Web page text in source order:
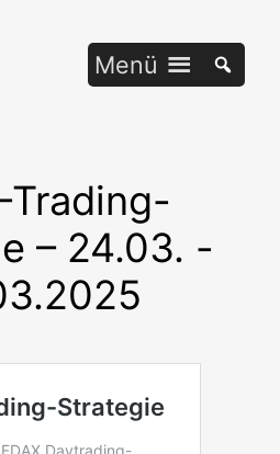
Menü
Trading-
– 24.03. -